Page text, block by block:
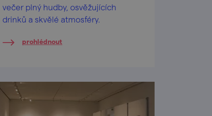
večer plný hudby, osvěžujících
drinků a skvělé atmosféry.
prohlédnout